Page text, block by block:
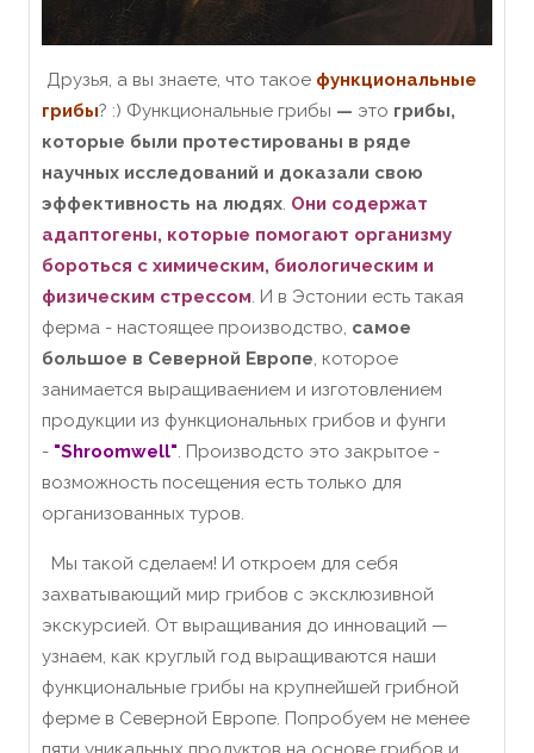
Друзья, а вы знаете, что такое функциональные
грибы? :) Функциональные грибы — это грибы,
которые были протестированы в ряде
научных исследований и доказали свою
эффективность на людях. Они содержат
адаптогены, которые помогают организму
бороться с химическим, биологическим и
физическим стрессом. И в Эстонии есть такая
ферма - настоящее производство, самое
большое в Северной Европе, которое
занимается выращиваением и изготовлением
продукции из функциональных грибов и фунги
- "Shroomwell". Производсто это закрытое -
возможность посещения есть только для
организованных туров.
Мы такой сделаем! И откроем для себя
захватывающий мир грибов с эксклюзивной
экскурсией. От выращивания до инноваций —
узнаем, как круглый год выращиваются наши
функциональные грибы на крупнейшей грибной
ферме в Северной Европе. Попробуем не менее